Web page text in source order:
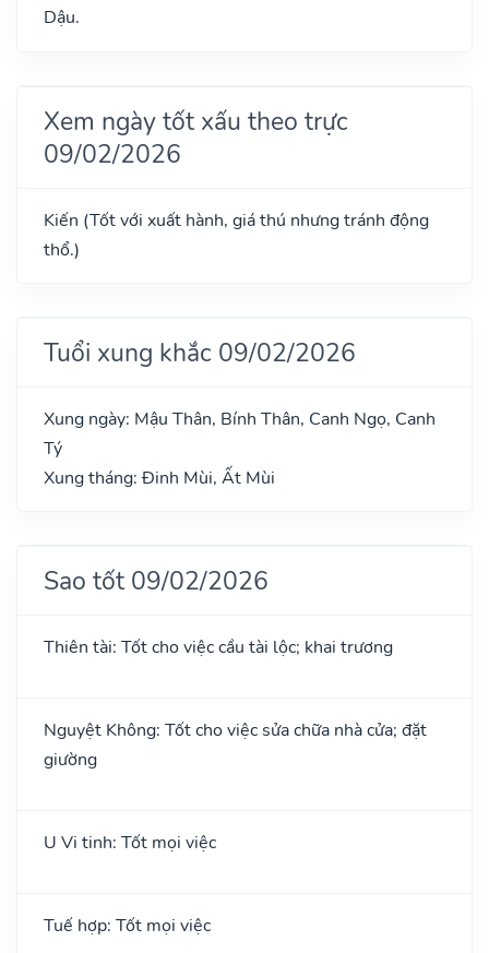
Dậu.
Xem ngày tốt xấu theo trực
09/02/2026
Kiến (Tốt với xuất hành, giá thú nhưng tránh động
thổ.)
Tuổi xung khắc 09/02/2026
Xung ngày: Mậu Thân, Bính Thân, Canh Ngọ, Canh
Tý
Xung tháng: Đinh Mùi, Ất Mùi
Sao tốt 09/02/2026
Thiên tài: Tốt cho việc cầu tài lộc; khai trương
Nguyệt Không: Tốt cho việc sửa chữa nhà cửa; đặt
giường
U Vi tinh: Tốt mọi việc
Tuế hợp: Tốt mọi việc